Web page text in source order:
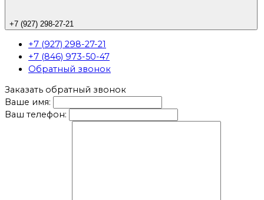
+7 (927) 298-27-21
+7 (927) 298-27-21
+7 (846) 973-50-47
Обратный звонок
Заказать обратный звонок
Ваше имя:
Ваш телефон: